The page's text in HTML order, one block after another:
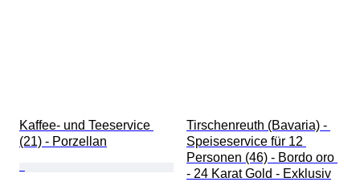
Kaffee- und Teeservice
(21) - Porzellan
Tirschenreuth (Bavaria) -
Speiseservice für 12
Personen (46) - Bordo oro
- 24 Karat Gold - Exklusiv